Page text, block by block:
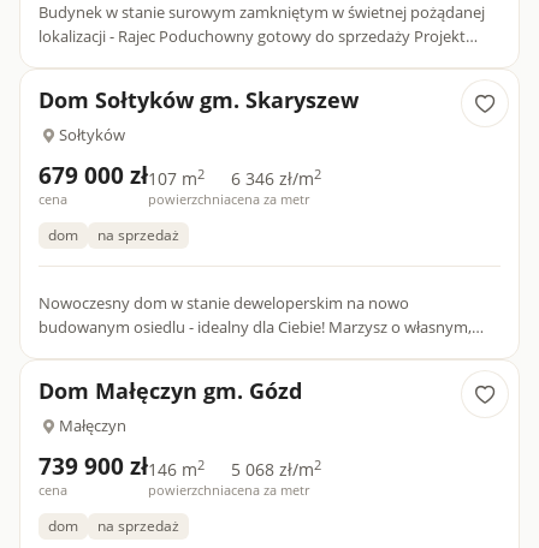
Budynek w stanie surowym zamkniętym w świetnej pożądanej
lokalizacji - Rajec Poduchowny gotowy do sprzedaży Projekt
Dom Sołtyków gm. Skaryszew
Sołtyków
679 000 zł
cena
107 m2
powierzchnia
6 346 zł/m2
cena za metr
dom na sprzedaż
Nowoczesny dom w stanie deweloperskim na nowo
budowanym osiedlu - idealny dla Ciebie! Marzysz o własnym,
Dom Małęczyn gm. Gózd
Małęczyn
739 900 zł
cena
146 m2
powierzchnia
5 068 zł/m2
cena za metr
dom na sprzedaż